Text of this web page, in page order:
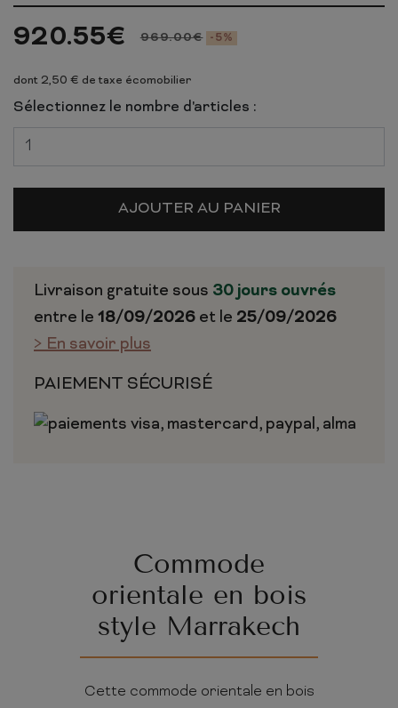
969.00€ -5%
920.55€
dont 2,50 € de taxe écomobilier
Sélectionnez le nombre d'articles :
AJOUTER AU PANIER
Livraison gratuite sous 30 jours ouvrés
entre le 18/09/2026 et le 25/09/2026
> En savoir plus
PAIEMENT SÉCURISÉ
Commode
orientale en bois
style Marrakech
Cette commode orientale en bois